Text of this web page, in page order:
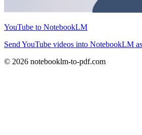
YouTube to NotebookLM
Send YouTube videos into NotebookLM
© 2026 notebooklm-to-pdf.com